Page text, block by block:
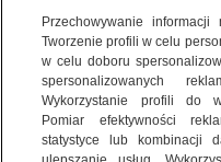
KONTAKT24|NAJNOWSZE
Hamowanie,
Kierowca skody
31 MAJA 2013 11:32
WIĘCEJ
KANAŁY
Przechowywanie
Tworzenie profili w celu
w celu doboru
spersonalizowanych
Wykorzystanie profili do
Pomiar efektywności
statystyce lub kombinacji